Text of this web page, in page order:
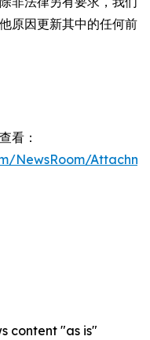
原因更新其中的任何前
看：
NewsRoom/
content "as is"